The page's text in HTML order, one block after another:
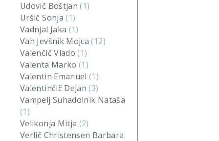
Udovič Boštjan(1)
Uršič Sonja(1)
Vadnjal Jaka (1)
Vah Jevšnik Mojca(12)
Valenčič Vlado(1)
Valenta Marko(1)
Valentin Emanuel(1)
Valentinčič Dejan(3)
Vampelj Suhadolnik Nataša
(1)
Velikonja Mitja (2)
Verlič Christensen Barbara